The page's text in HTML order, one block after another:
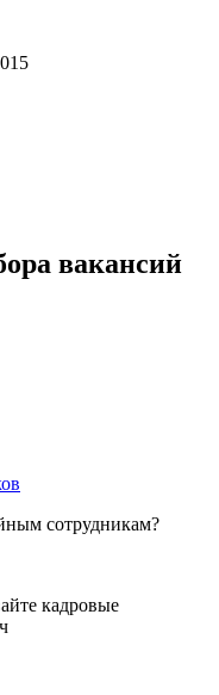
вакансий
сотрудникам?
кадровые